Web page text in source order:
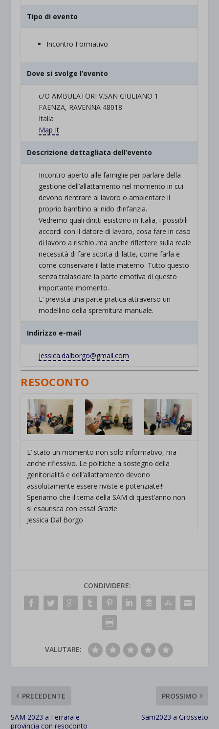
Tipo di evento
Incontro Formativo
Dove si svolge l’evento
c/O AMBULATORI V.SAN GIULIANO 1
FAENZA, RAVENNA 48018
Italia
Map It
Descrizione dettagliata dell’evento
Incontro aperto alle famiglie per parlare della
gestione dell’allattamento nel momento in cui
devono rientrare al lavoro o ambientare il
proprio bambino al nido d’infanzia.
Vedremo quali diritti esistono in Italia, i possibili
accordi con il datore di lavoro, cosa fare in caso
di lavoro a rischio..ma anche riflettere sulla reale
necessità di fare scorta di latte, come farla e
come conservare il latte materno. Tutto questo
senza tralasciare la parte emotiva di questo
importante momento.
E’ prevista una parte pratica attraverso un
modellino della spremitura manuale.
Indirizzo e-mail
jessica.dalborgo@gmail.com
RESOCONTO
E’ stato un momento non solo informativo, ma
anche riflessivo. Le politiche a sostegno della
genitorialità e dell’allattamento devono
assolutamente essere riviste e potenziate!!!
Speriamo che il tema della SAM di quest’anno non
si esaurisca con essa! Grazie
Jessica Dal Borgo
CONDIVIDERE:
VALUTARE:
PRECEDENTE
SAM 2023 a Ferrara e
provincia con resoconto
PROSSIMO
Sam2023 a Grosseto